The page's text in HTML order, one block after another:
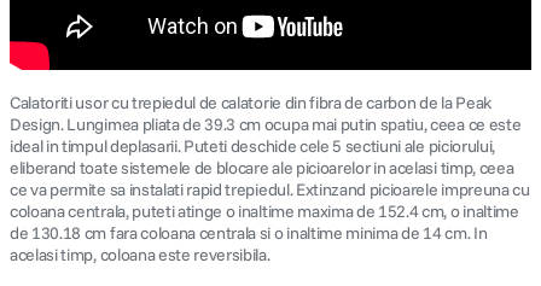
Calatoriti usor cu trepiedul de calatorie din fibra de carbon de la Peak
Design. Lungimea pliata de 39.3 cm ocupa mai putin spatiu, ceea ce este
ideal in timpul deplasarii. Puteti deschide cele 5 sectiuni ale piciorului,
eliberand toate sistemele de blocare ale picioarelor in acelasi timp, ceea
ce va permite sa instalati rapid trepiedul. Extinzand picioarele impreuna cu
coloana centrala, puteti atinge o inaltime maxima de 152.4 cm, o inaltime
de 130.18 cm fara coloana centrala si o inaltime minima de 14 cm. In
acelasi timp, coloana este reversibila.